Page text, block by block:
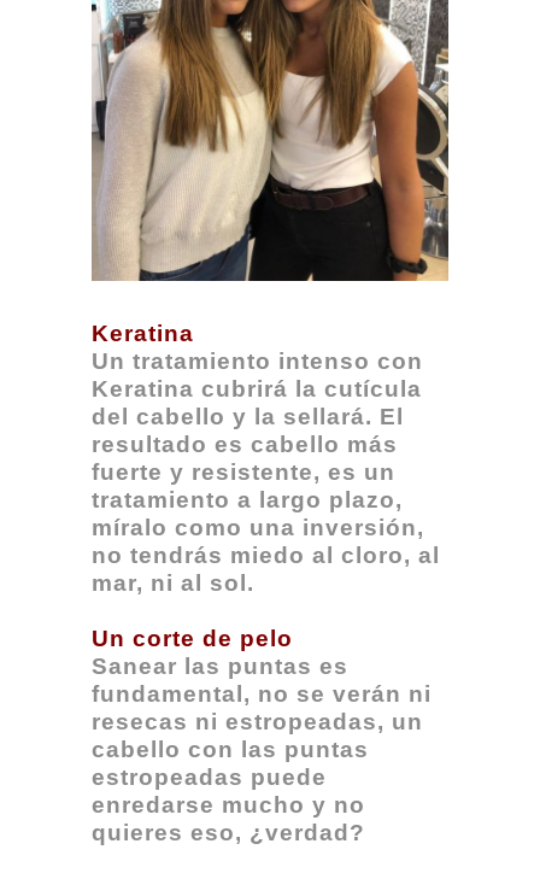
Keratina
Un tratamiento intenso con
Keratina cubrirá la cutícula
del cabello y la sellará. El
resultado es cabello más
fuerte y resistente, es un
tratamiento a largo plazo,
míralo como una inversión,
no tendrás miedo al cloro, al
mar, ni al sol.
Un corte de pelo
Sanear las puntas es
fundamental, no se verán ni
resecas ni estropeadas, un
cabello con las puntas
estropeadas puede
enredarse mucho y no
quieres eso, ¿verdad?